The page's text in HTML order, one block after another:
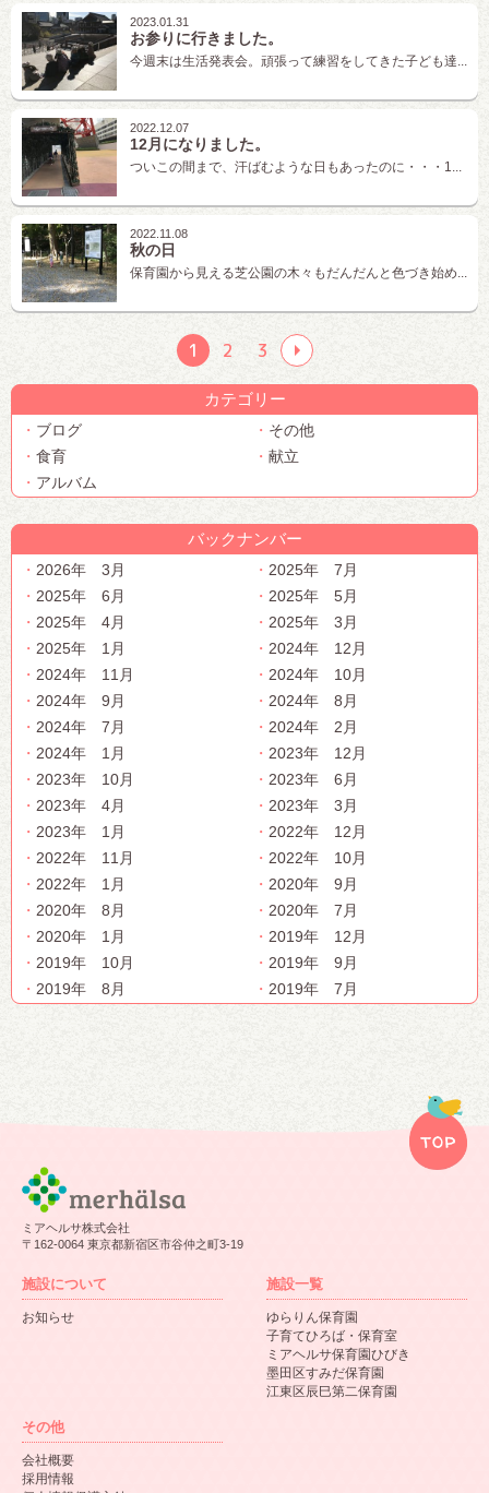
2023.01.31
お参りに行きました。
今週末は生活発表会。頑張って練習をしてきた子ども達...
2022.12.07
12月になりました。
ついこの間まで、汗ばむような日もあったのに・・・1...
2022.11.08
秋の日
保育園から見える芝公園の木々もだんだんと色づき始め...
1 2 3
カテゴリー
ブログ
その他
食育
献立
アルバム
バックナンバー
2026年 3月
2025年 7月
2025年 6月
2025年 5月
2025年 4月
2025年 3月
2025年 1月
2024年 12月
2024年 11月
2024年 10月
2024年 9月
2024年 8月
2024年 7月
2024年 2月
2024年 1月
2023年 12月
2023年 10月
2023年 6月
2023年 4月
2023年 3月
2023年 1月
2022年 12月
2022年 11月
2022年 10月
2022年 1月
2020年 9月
2020年 8月
2020年 7月
2020年 1月
2019年 12月
2019年 10月
2019年 9月
2019年 8月
2019年 7月
ミアヘルサ株式会社
〒162-0064 東京都新宿区市谷仲之町3-19
施設について
お知らせ
施設一覧
ゆらりん保育園
子育てひろば・保育室
ミアヘルサ保育園ひびき
墨田区すみだ保育園
江東区辰巳第二保育園
その他
会社概要
採用情報